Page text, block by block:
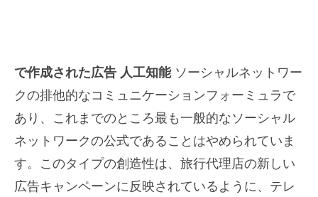
で作成された広告 人工知能 ソーシャルネットワー
クの排他的なコミュニケーションフォーミュラで
あり、これまでのところ最も一般的なソーシャル
ネットワークの公式であることはやめられていま
す。このタイプの創造性は、旅行代理店の新しい
広告キャンペーンに反映されているように、テレ